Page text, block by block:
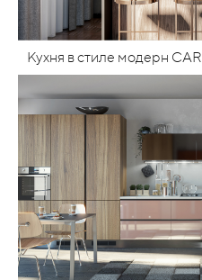
Кухня в стиле модерн